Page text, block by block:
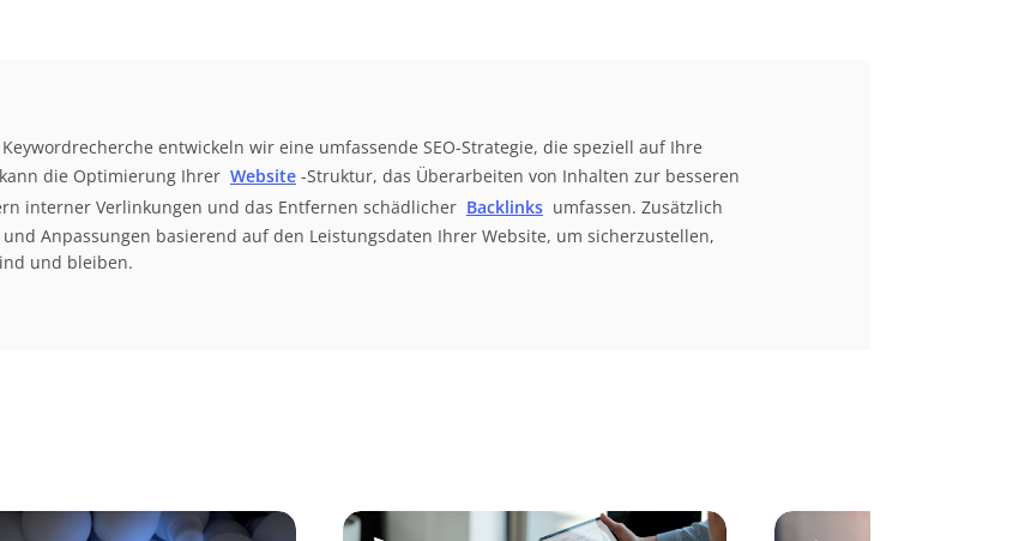
entwickeln wir eine umfassende SEO-Strategie, die speziell auf Ihre
die Optimierung Ihrer Website -Struktur, das Überarbeiten von Inhalten zur besseren
interner Verlinkungen und das Entfernen schädlicher Backlinks umfassen. Zusätzlich
Anpassungen basierend auf den Leistungsdaten Ihrer Website, um sicherzustellen,
und bleiben.